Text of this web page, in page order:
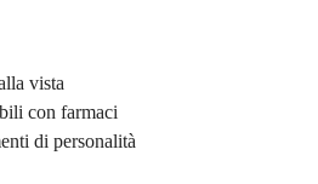
vista
con farmaci
di personalità